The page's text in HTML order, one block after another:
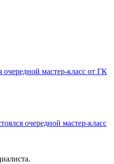
очередной мастер-класс от ГК
очередной мастер-класс